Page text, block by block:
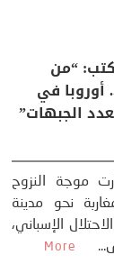
حول:
اكثر من
اجتماعي
بدأت قصتي مع
المتطرفة”، منذ